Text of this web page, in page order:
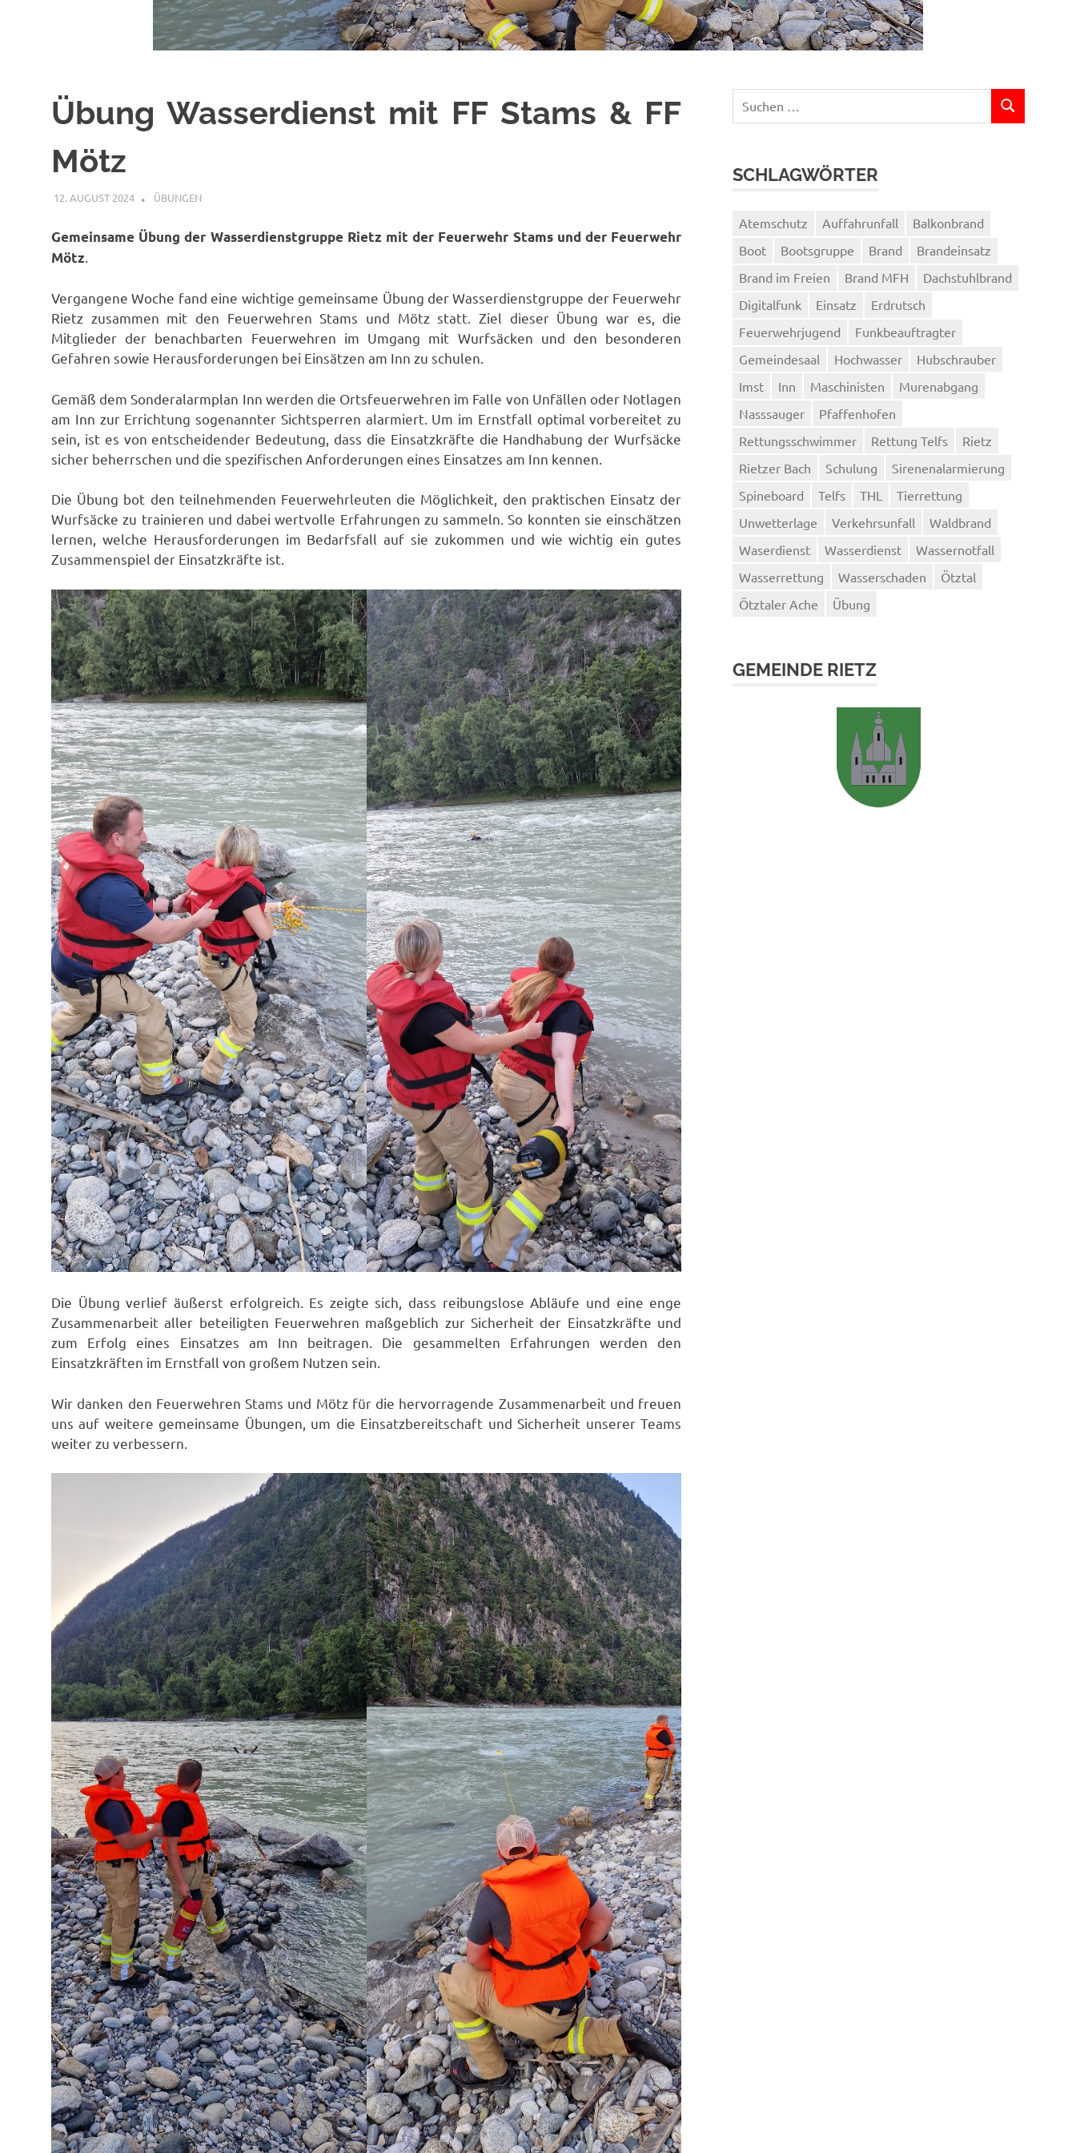
Übung Wasserdienst mit FF Stams & FF
Mötz
12. AUGUST 2024 FFWRIETZ
ÜBUNGEN
Gemeinsame Übung der Wasserdienstgruppe Rietz mit der Feuerwehr Stams und der Feuerwehr
Mötz
Vergangene Woche fand eine wichtige gemeinsame Übung der Wasserdienstgruppe der Feuerwehr
Rietz zusammen mit den Feuerwehren Stams und Mötz statt. Ziel dieser Übung war es, die
Mitglieder der benachbarten Feuerwehren im Umgang mit Wurfsäcken und den besonderen
Gefahren sowie Herausforderungen bei Einsätzen am Inn zu schulen.
Gemäß dem Sonderalarmplan Inn werden die Ortsfeuerwehren im Falle von Unfällen oder Notlagen
am Inn zur Errichtung sogenannter Sichtsperren alarmiert. Um im Ernstfall optimal vorbereitet zu
sein, ist es von entscheidender Bedeutung, dass die Einsatzkräfte die Handhabung der Wurfsäcke
sicher beherrschen und die spezifischen Anforderungen eines Einsatzes am Inn kennen.
Die Übung bot den teilnehmenden Feuerwehrleuten die Möglichkeit, den praktischen Einsatz der
Wurfsäcke zu trainieren und dabei wertvolle Erfahrungen zu sammeln. So konnten sie einschätzen
lernen, welche Herausforderungen im Bedarfsfall auf sie zukommen und wie wichtig ein gutes
Zusammenspiel der Einsatzkräfte ist.
Die Übung verlief äußerst erfolgreich. Es zeigte sich, dass reibungslose Abläufe und eine enge
Zusammenarbeit aller beteiligten Feuerwehren maßgeblich zur Sicherheit der Einsatzkräfte und
zum Erfolg eines Einsatzes am Inn beitragen. Die gesammelten Erfahrungen werden den
Einsatzkräften im Ernstfall von großem Nutzen sein.
Wir danken den Feuerwehren Stams und Mötz für die hervorragende Zusammenarbeit und freuen
uns auf weitere gemeinsame Übungen, um die Einsatzbereitschaft und Sicherheit unserer Teams
weiter zu verbessern.
nach:
SUCHEN
SCHLAGWÖRTER
Atemschutz Auffahrunfall
Balkonbrand
Boot
Bootsgruppe Brand
Brandeinsatz
Brand im Freien
Brand MFH
Dachstuhlbrand
Digitalfunk
Einsatz
Erdrutsch
Feuerwehrjugend
Funkbeauftragter
Gemeindesaal
Hochwasser
Hubschrauber
Imst
Inn Maschinisten
Murenabgang
Nasssauger
Pfaffenhofen
Rettungsschwimmer
Rettung Telfs
Rietz
Rietzer Bach
Schulung
Sirenenalarmierung
Spineboard
Telfs THL
Tierrettung
Unwetterlage
Verkehrsunfall
Waldbrand
Waserdienst
Wasserdienst
Wassernotfall
Wasserrettung
Wasserschaden
Ötztal
Ötztaler Ache
Übung
GEMEINDE RIETZ